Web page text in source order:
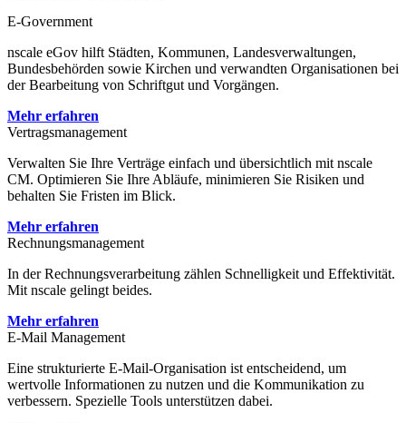
E-Government
nscale eGov hilft Städten, Kommunen, Landesverwaltungen,
Bundesbehörden sowie Kirchen und verwandten Organisationen bei
der Bearbeitung von Schriftgut und Vorgängen.
Mehr erfahren
Vertragsmanagement
Verwalten Sie Ihre Verträge einfach und übersichtlich mit nscale
CM. Optimieren Sie Ihre Abläufe, minimieren Sie Risiken und
behalten Sie Fristen im Blick.
Mehr erfahren
Rechnungsmanagement
In der Rechnungsverarbeitung zählen Schnelligkeit und Effektivität.
Mit nscale gelingt beides.
Mehr erfahren
E-Mail Management
Eine strukturierte E-Mail-Organisation ist entscheidend, um
wertvolle Informationen zu nutzen und die Kommunikation zu
verbessern. Spezielle Tools unterstützen dabei.